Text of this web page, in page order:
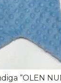
“OLEN